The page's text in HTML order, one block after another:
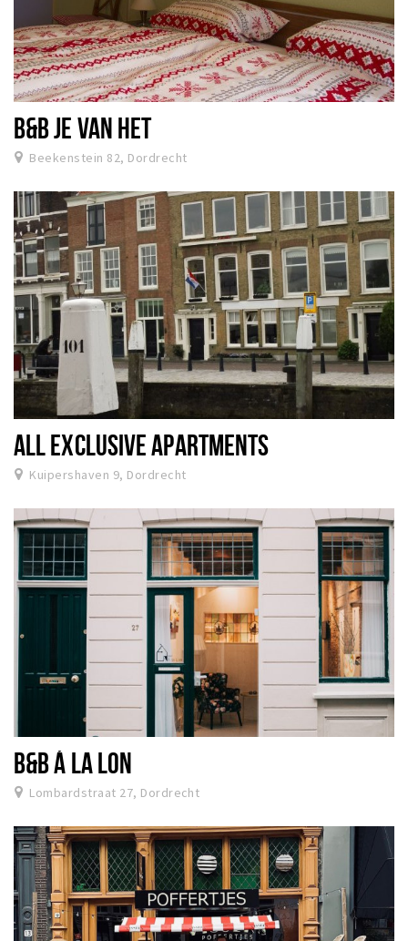
B&B JE VAN HET
Beekenstein 82, Dordrecht
ALL EXCLUSIVE APARTMENTS
Kuipershaven 9, Dordrecht
B&B Á LA LON
Lombardstraat 27, Dordrecht